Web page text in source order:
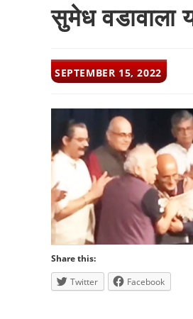
सुमेध वडावाला
POST
PUBLISHED:
SEPTEMBER 15, 2022
Share this:
Twitter
Facebook